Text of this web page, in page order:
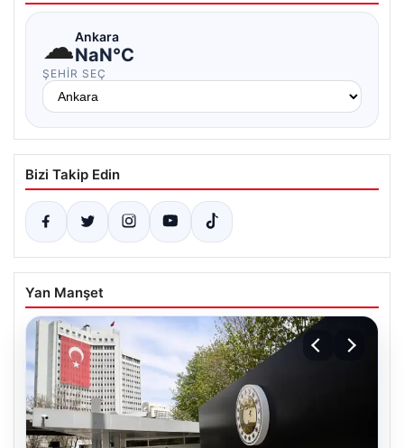
☁Ankara
NaN°C
ŞEHIR SEÇ
Bizi Takip Edin
Yan Manşet